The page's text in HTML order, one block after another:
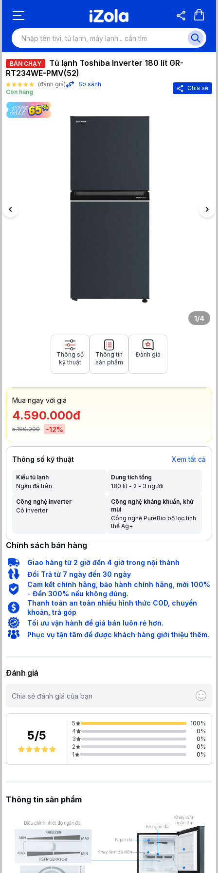
BÁN CHẠY
Tủ lạnh Toshiba Inverter 180 lít GR-
RT234WE-PMV(52)
(đánh giá)
So sánh
Còn hàng
Chia sẻ
1/4
Thông số
kỹ thuật
Thông tin
sản phẩm
Đánh giá
Mua ngay với giá
4.590.000đ
5.190.000 -12%
Thông số kỹ thuật Xem tất cả
Kiểu tủ lạnh
Ngăn đá trên
Dung tích tổng
180 lít - 2 - 3 người
Công nghệ inverter
Có inverter
Công nghệ kháng khuẩn, khử
mùi
Công nghệ PureBio bộ lọc tinh
thể Ag+
Chính sách bán hàng
Giao hàng từ 2 giờ đến 4 giờ trong nội thành
Đổi Trả từ 7 ngày đến 30 ngày
Cam kết chính hãng, bảo hành chính hãng, mới 100%
- Đền 300% nếu không đúng.
Thanh toán an toàn nhiều hình thức COD, chuyển
khoản, trả góp
Tối ưu vận hành để giá bán luôn rẻ hơn.
Phục vụ tận tâm để được khách hàng giới thiệu thêm.
Đánh giá
Chia sẻ đánh giá của bạn
5/5
5 100%
4
0%
3
0%
2
0%
1
0%
Thông tin sản phẩm